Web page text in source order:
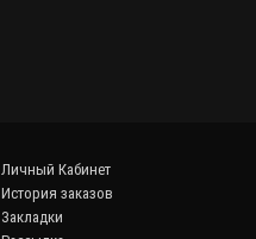
Личный Кабинет
История заказов
Закладки